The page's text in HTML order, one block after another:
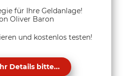
für Ihre Geldanlage!
Oliver Baron
und kostenlos testen!
Details bitte...